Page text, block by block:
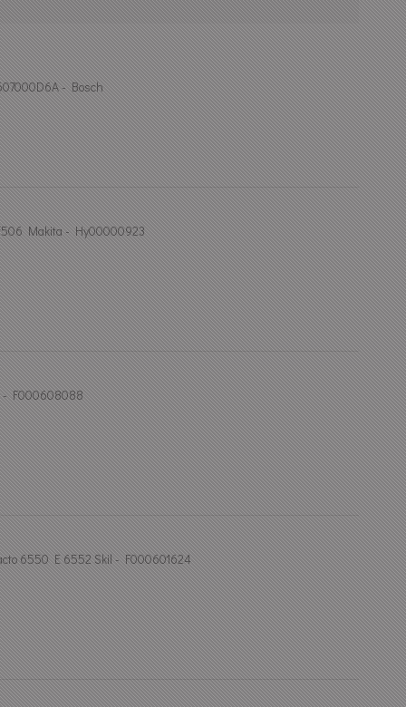
- Bosch
Makita - Hy00000923
- F000608088
6550 E 6552 Skil - F000601624